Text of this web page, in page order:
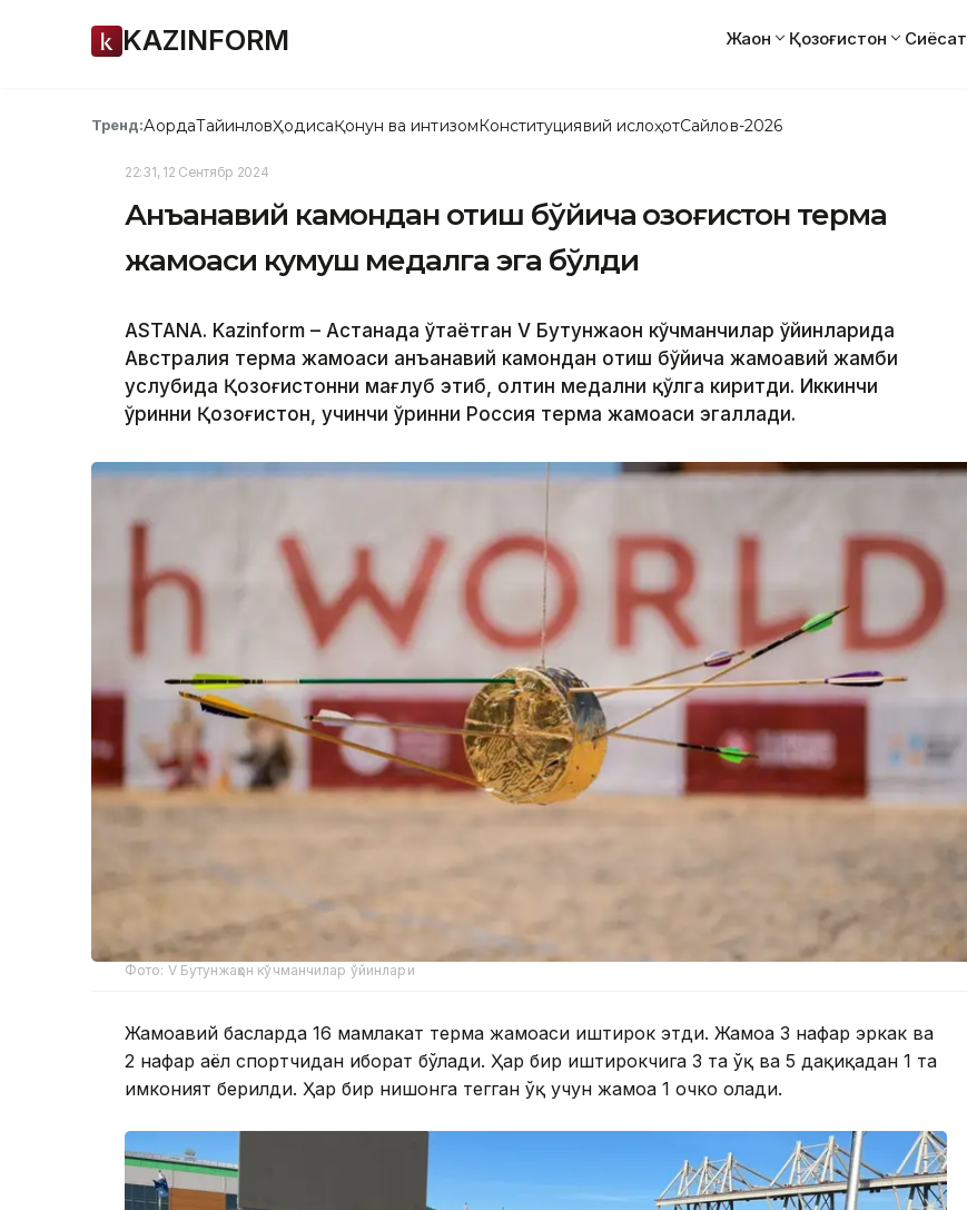
KAZINFORM Жаҳон Қозоғистон Сиёсат
Тренд:АқордаТайинловҲодисаҚонун ва интизомКонституциявий ислоҳотСайлов-2026
22:31, 12 Сентябр 2024
Анъанавий камондан отиш бўйича Қозоғистон терма
жамоаси кумуш медалга эга бўлди
ASTANA. Kazinform – Астанада ўтаётган V Бутунжаҳон кўчманчилар ўйинларида
Австралия терма жамоаси анъанавий камондан отиш бўйича жамоавий жамби
услубида Қозоғистонни мағлуб этиб, олтин медални қўлга киритди. Иккинчи
ўринни Қозоғистон, учинчи ўринни Россия терма жамоаси эгаллади.
Фото: V Бутунжаҳон кўчманчилар ўйинлари
Жамоавий баҳсларда 16 мамлакат терма жамоаси иштирок этди. Жамоа 3 нафар эркак ва
2 нафар аёл спортчидан иборат бўлади. Ҳар бир иштирокчига 3 та ўқ ва 5 дақиқадан 1 та
имконият берилди. Ҳар бир нишонга тегган ўқ учун жамоа 1 очко олади.